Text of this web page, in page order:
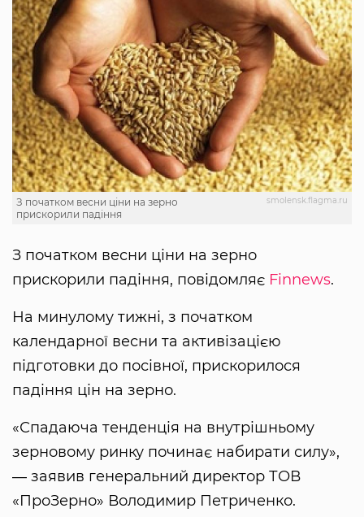
smolensk.flagma.ru
З початком весни ціни на зерно
прискорили падіння
З початком весни ціни на зерно
прискорили падіння, повідомляє Finnews.
На минулому тижні, з початком
календарної весни та активізацією
підготовки до посівної, прискорилося
падіння цін на зерно.
«Спадаюча тенденція на внутрішньому
зерновому ринку починає набирати силу»,
― заявив генеральний директор ТОВ
«ПроЗерно» Володимир Петриченко.